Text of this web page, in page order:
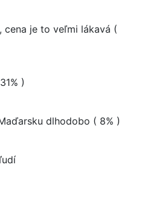
cena je to veľmi lákavá (
)
dlhodobo ( 8% )